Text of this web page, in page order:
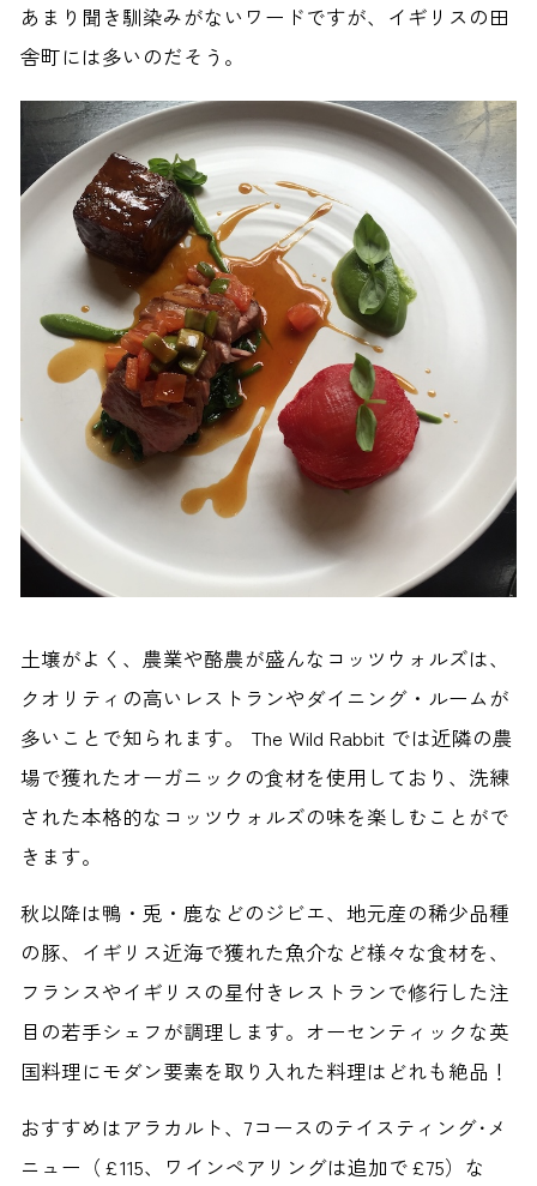
あまり聞き馴染みがないワードですが、イギリスの田
舎町には多いのだそう。
土壌がよく、農業や酪農が盛んなコッツウォルズは、
クオリティの高いレストランやダイニング・ルームが
多いことで知られます。 The Wild Rabbit では近隣の農
場で獲れたオーガニックの食材を使用しており、洗練
された本格的なコッツウォルズの味を楽しむことがで
きます。
秋以降は鴨・兎・鹿などのジビエ、地元産の稀少品種
の豚、イギリス近海で獲れた魚介など様々な食材を、
フランスやイギリスの星付きレストランで修行した注
目の若手シェフが調理します。オーセンティックな英
国料理にモダン要素を取り入れた料理はどれも絶品！
おすすめはアラカルト、7コースのテイスティング･メ
ニュー（£115、ワインペアリングは追加で£75）な